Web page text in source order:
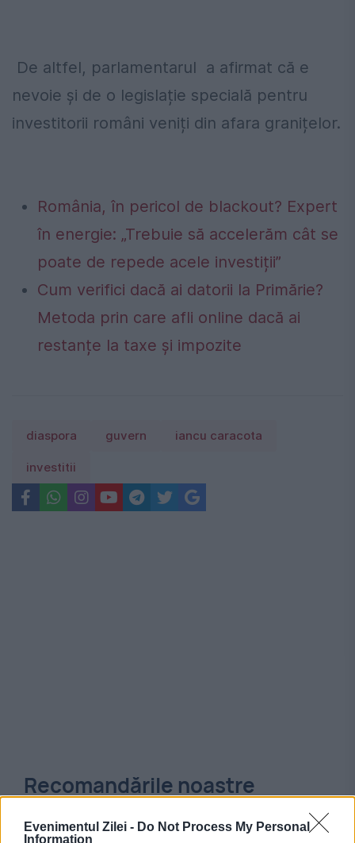
Evenimentul Zilei - Do Not Process My Personal
Information
De altfel, parlamentarul a afirmat că e
nevoie și de o legislație specială pentru
investitorii români veniți din afara granițelor.
România, în pericol de blackout? Expert
în energie: „Trebuie să accelerăm cât se
poate de repede acele investiții”
Cum verifici dacă ai datorii la Primărie?
Metoda prin care afli online dacă ai
restanțe la taxe și impozite
diaspora guvern iancu caracota
investitii
Recomandările noastre